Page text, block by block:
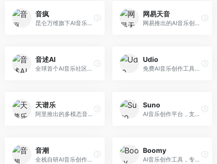
音疯
昆仑万维旗下AI音乐创作平台，专注于音乐内容生成。面向音乐爱好者和内容创作者，提供多种风格音乐生成，操作简便，创作速度快。
网易天音
网易推出的AI音乐创作工具，支持作词、作曲与编曲。面向音乐爱好者和独立音乐人，提供歌词生成、旋律创作、编曲制作等服务，与网易云音乐生态深度整合。
音述AI
全球首个AI音乐社区平台，整合创作与分享功能。面向音乐创作者和爱好者，提供音乐创作、作品分享、社区交流等服务，社区氛围活跃。
Udio
免费AI音乐创作工具，专注于高质量音乐生成。面向音乐创作者和内容制作者，支持多种音乐风格生成，音质专业，创作自由度高，适合专业音乐制作场景。
天谱乐
阿里推出的多模态音乐生成平台，整合音频与文本理解能力。面向内容创作者，支持歌词生成、旋律创作、音乐编辑等服务，与阿里生态深度整合。
Suno
AI音乐创作平台，支持通过文字描述生成完整歌曲，包含歌词、旋律和人声。面向音乐爱好者、内容创作者和独立音乐人，操作门槛低，创作速度快，支持多种音乐风格，为音乐创作带来全新可能。
音潮
全栈自研AI音乐创作平台，支持从创作到发布的完整流程。面向独立音乐人和音乐工作室，提供作词作曲、编曲混音、音乐发布等服务，创作工具专业。
Boomy
AI音乐创作工具，专注于快速音乐生成与发布。面向音乐爱好者和业余创作者，支持一键生成原创音乐，可直接发布到音乐平台，创作门槛低。